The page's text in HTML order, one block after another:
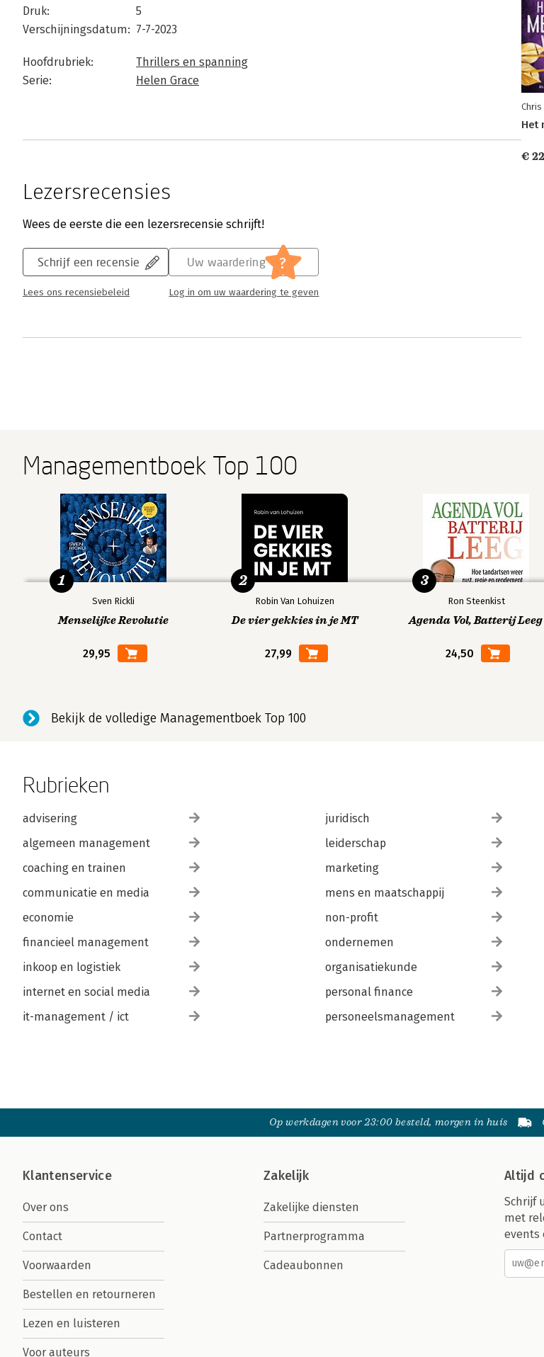
Druk:
5
Verschijningsdatum: 7-7-2023
Hoofdrubriek:
Thrillers en spanning
Serie:
Helen Grace
Lezersrecensies
Wees de eerste die een lezersrecensie schrijft!
Schrijf een recensie
Lees ons recensiebeleid
Uw waardering ?
Log in om uw waardering te geven
Chris
Het
€
Managementboek Top 100
Sven Rickli
Menselijke Revolutie
29,95
1
Robin Van Lohuizen
De vier gekkies in je MT
27,99
2
Ron Steenkist
Agenda Vol, Batterij Leeg
24,50
3
Bekijk de volledige Managementboek Top 100
Rubrieken
advisering
algemeen management
coaching en trainen
communicatie en media
economie
financieel management
inkoop en logistiek
internet en social media
it-management / ict
juridisch
leiderschap
marketing
mens en maatschappij
non-profit
ondernemen
organisatiekunde
personal finance
personeelsmanagement
Op werkdagen voor 23:00 besteld, morgen in huis
Klantenservice
Over ons
Contact
Voorwaarden
Bestellen en retourneren
Lezen en luisteren
Voor auteurs
Zakelijk
Zakelijke diensten
Partnerprogramma
Cadeaubonnen
Altijd
Schrijf
met
events